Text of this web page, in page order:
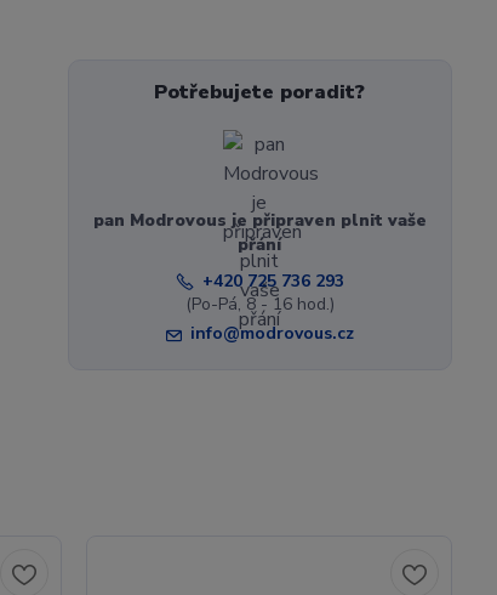
Potřebujete poradit?
pan Modrovous je připraven plnit vaše
přání
+420 725 736 293
(Po-Pá, 8 - 16 hod.)
info@modrovous.cz